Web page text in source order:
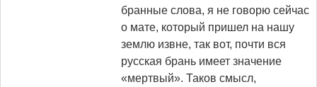
бранные слова, я не говорю сейчас
о мате, который пришел на нашу
землю извне, так вот, почти вся
русская брань имеет значение
«мертвый». Таков смысл,